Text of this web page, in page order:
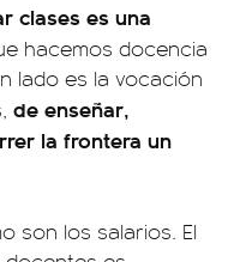
clases es una
hacemos docencia
lado es la vocación
de enseñar,
la frontera un
son los salarios. El